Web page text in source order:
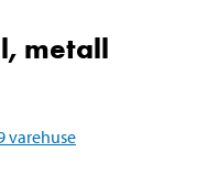
metall
varehuse